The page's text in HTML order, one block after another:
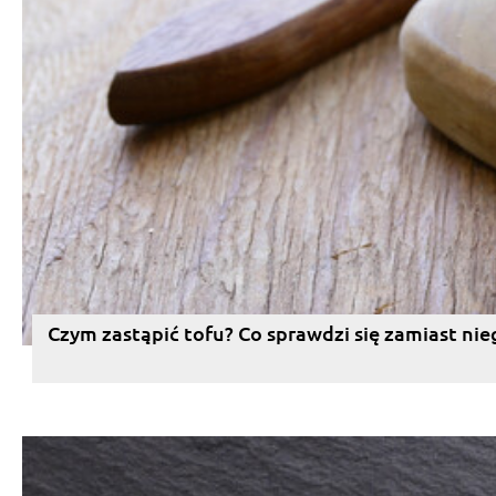
Czym zastąpić tofu? Co sprawdzi się zamiast